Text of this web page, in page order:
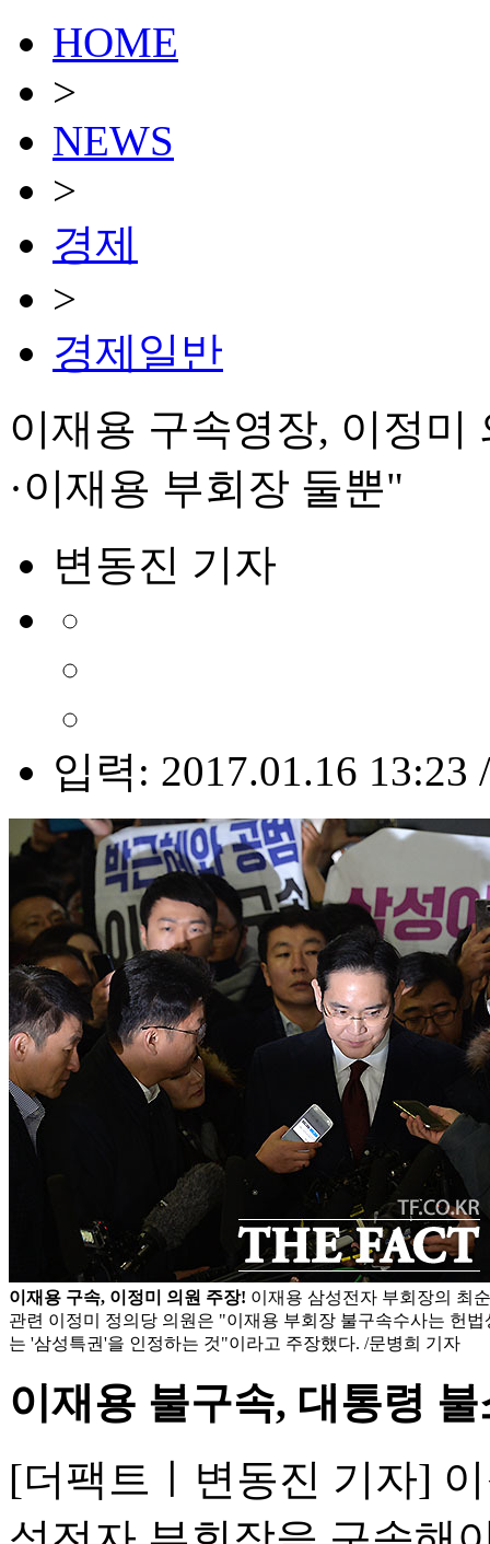
HOME
>
NEWS
>
경제
>
경제일반
이재용 구속영장, 이정
·이재용 부회장 둘뿐"
변동진 기자
입력: 2017.01.16 13:23
이재용 구속, 이정미 의원 주장! 이재용 삼성전자 부회장의 최
관련 이정미 정의당 의원은 "이재용 부회장 불구속수사는 헌
는 '삼성특권'을 인정하는 것"이라고 주장했다. /문병희 기자
이재용 불구속, 대통령
[더팩트ㅣ변동진 기자]